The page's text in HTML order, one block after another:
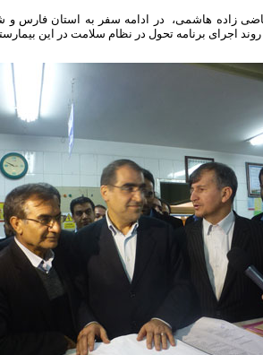
زاده هاشمی، در ادامه سفر به استان فارس و
اجرای برنامه تحول در نظام سلامت در این